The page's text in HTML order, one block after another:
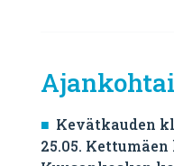
Kevätkauden
25.05.